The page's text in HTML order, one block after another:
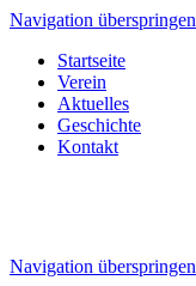
Navigation überspringen
Startseite
Verein
Aktuelles
Geschichte
Kontakt
Navigation überspringen